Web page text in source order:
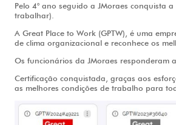
Pelo 4° ano seguido a JMoraes conquista
trabalhar).
A Great Place to Work (GPTW), é uma
de clima organizacional e reconhece os
Os funcionários da JMoraes responderam
Certificação conquistada, graças aos
as melhores condições de trabalho para